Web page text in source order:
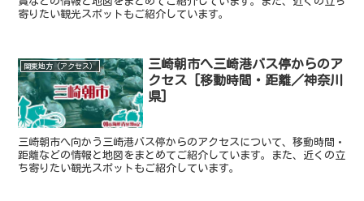
寄りたい観光スポットもご紹介しています。
関東地方（アクセス）
三崎朝市へ三崎港バス停からのア
クセス [移動時間・距離／神奈川
県]
三崎朝市へ向かう三崎港バス停からのアクセスについて、移動時間・
距離などの情報と地図をまとめてご紹介しています。また、近くの立
ち寄りたい観光スポットもご紹介しています。